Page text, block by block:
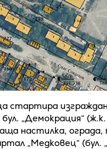
стартира
„Демокрация“
настилка,
„Медковец“